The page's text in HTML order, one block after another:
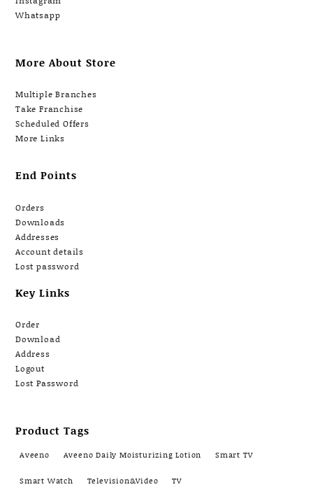
Whatsapp
More About Store
Multiple Branches
Take Franchise
Scheduled Offers
More Links
End Points
Orders
Downloads
Addresses
Account details
Lost password
Key Links
Order
Download
Address
Logout
Lost Password
Product Tags
Aveeno Aveeno Daily Moisturizing Lotion Smart TV
Smart Watch Television&Video TV